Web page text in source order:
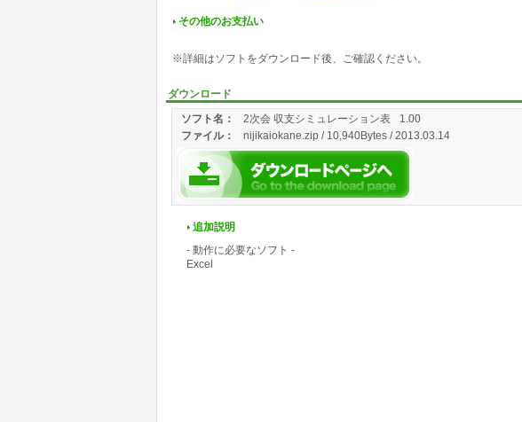
その他のお支払い
※詳細はソフトをダウンロード後、ご確認ください。
ダウンロード
ソフト名：
2次会 収支シミュレーション表 1.00
ファイル： nijikaiokane.zip / 10,940Bytes / 2013.03.14
追加説明
- 動作に必要なソフト -
Excel